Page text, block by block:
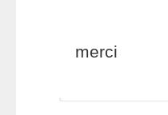
merci